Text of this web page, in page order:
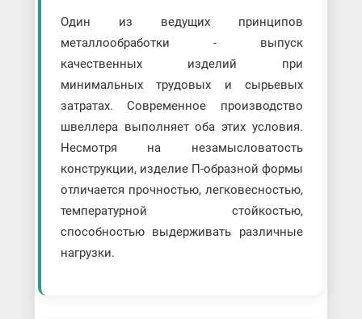
Один из ведущих принципов
металлообработки - выпуск
качественных изделий при
минимальных трудовых и сырьевых
затратах. Современное производство
швеллера выполняет оба этих условия.
Несмотря на незамысловатость
конструкции, изделие П-образной формы
отличается прочностью, легковесностью,
температурной стойкостью,
способностью выдерживать различные
нагрузки.